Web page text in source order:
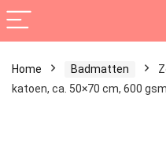
Home Badmatten
katoen, ca. 50×70 cm, 600